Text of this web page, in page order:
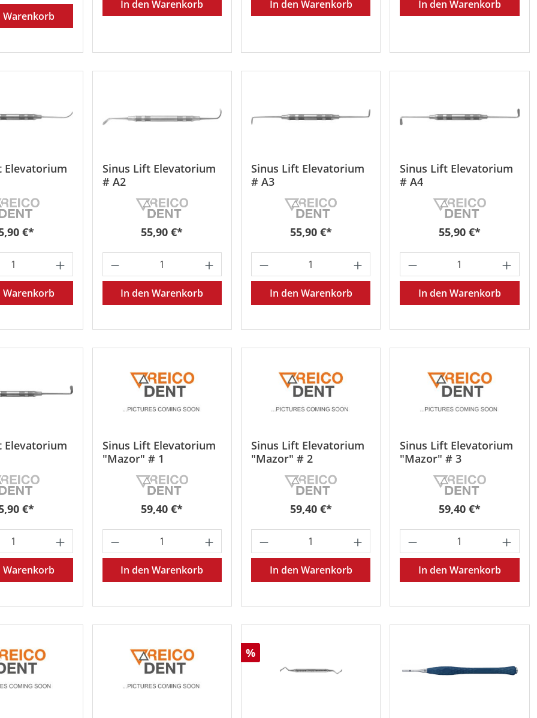
Warenkorb
In den Warenkorb In den Warenkorb In den Warenkorb
Elevatorium
Preis:
€*
Anzahl: Gib den gewünschten Wert ein oder benutze die Schaltflächen um
Warenkorb
Sinus Lift Elevatorium
# A2
Regulärer Preis:
55,90 €*
Produkt Anzahl: Gib den gewünschten Wert ein oder benutze
In den Warenkorb
Sinus Lift Elevatorium
# A3
Regulärer Preis:
55,90 €*
Produkt Anzahl: Gib den gewünschten
In den Warenkorb
Sinus Lift Elevatorium
# A4
Regulärer Preis:
55,90 €*
Produkt Anzahl:
In den Warenkorb
Elevatorium
Preis:
€*
Anzahl: Gib den gewünschten Wert ein oder benutze die Schaltflächen um
Warenkorb
Sinus Lift Elevatorium
"Mazor" # 1
Regulärer Preis:
59,40 €*
Produkt Anzahl: Gib den gewünschten Wert ein oder benutze
In den Warenkorb
Sinus Lift Elevatorium
"Mazor" # 2
Regulärer Preis:
59,40 €*
Produkt Anzahl: Gib den gewünschten
In den Warenkorb
Sinus Lift Elevatorium
"Mazor" # 3
Regulärer Preis:
59,40 €*
Produkt Anzahl:
In den Warenkorb
Rabatt
%